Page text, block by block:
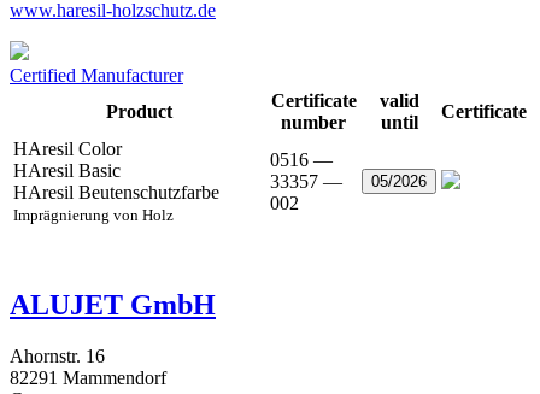
www.haresil-holzschutz.de
Certified Manufacturer
Product
Certificate
number
valid
until
Certificate
HAresil Color
HAresil Basic
HAresil Beutenschutzfarbe
Imprägnierung von Holz
0516 —
33357 —
002
05/2026
ALUJET GmbH
Ahornstr. 16
82291 Mammendorf